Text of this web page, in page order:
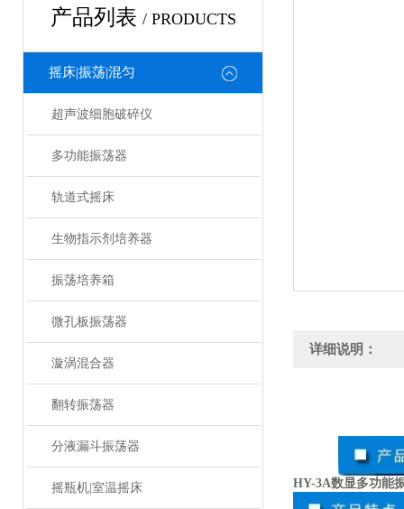
产品列表 / PRODUCTS
摇床|振荡|混匀
超声波细胞破碎仪
多功能振荡器
轨道式摇床
生物指示剂培养器
振荡培养箱
微孔板振荡器
漩涡混合器
翻转振荡器
分液漏斗振荡器
摇瓶机|室温摇床
详细说明：
HY-3A数显多功能